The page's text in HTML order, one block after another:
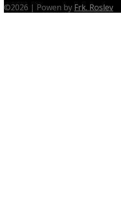
©2026 | Powen by Frk. Roslev